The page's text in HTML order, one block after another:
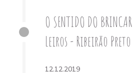
O SENTIDO DO
Leiros - Ribeirão Preto
12.12.2019